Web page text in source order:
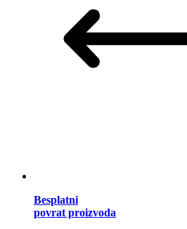
Besplatni
povrat proizvoda